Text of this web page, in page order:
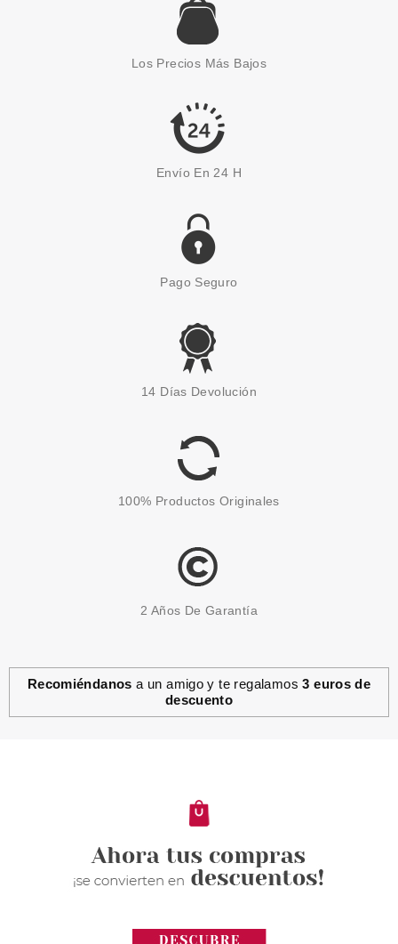
UBU
UBU SPONGE CAKES DUO DE
ESPONJAS APLICADORAS
1.90€
ECOTOOLS
ESPONJA DE MAQUILLAJE BIO-
6.70€
REAL TECHNIQUES
7.50€
Los Precios Más Bajos
Envío En 24 H
Pago Seguro
14 Días Devolución
100% Productos Originales
2 Años De Garantía
Recomiéndanos a un amigo y te regalamos3 euros de
descuento